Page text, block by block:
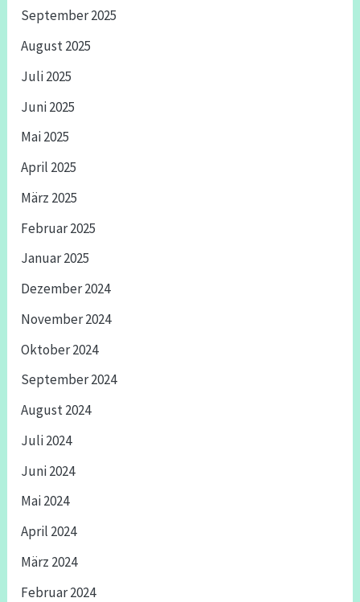
September 2025
August 2025
Juli 2025
Juni 2025
Mai 2025
April 2025
März 2025
Februar 2025
Januar 2025
Dezember 2024
November 2024
Oktober 2024
September 2024
August 2024
Juli 2024
Juni 2024
Mai 2024
April 2024
März 2024
Februar 2024